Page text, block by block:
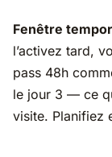
Fenêtre
l’activez tard,
pass 48h
le jour 3 — ce
visite. Planifiez